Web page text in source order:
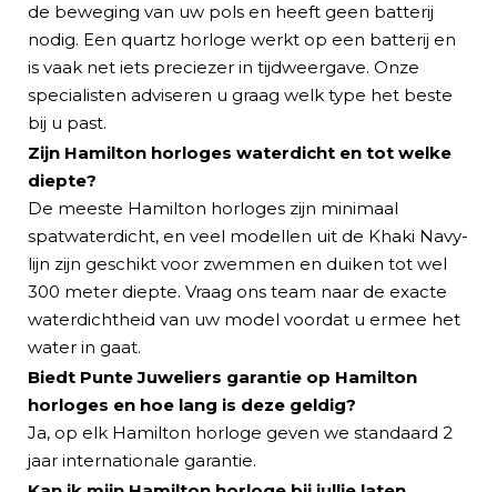
de beweging van uw pols en heeft geen batterij
nodig. Een quartz horloge werkt op een batterij en
is vaak net iets preciezer in tijdweergave. Onze
specialisten adviseren u graag welk type het beste
bij u past.
Zijn Hamilton horloges waterdicht en tot welke
diepte?
De meeste Hamilton horloges zijn minimaal
spatwaterdicht, en veel modellen uit de Khaki Navy-
lijn zijn geschikt voor zwemmen en duiken tot wel
300 meter diepte. Vraag ons team naar de exacte
waterdichtheid van uw model voordat u ermee het
water in gaat.
Biedt Punte Juweliers garantie op Hamilton
horloges en hoe lang is deze geldig?
Ja, op elk Hamilton horloge geven we standaard 2
jaar internationale garantie.